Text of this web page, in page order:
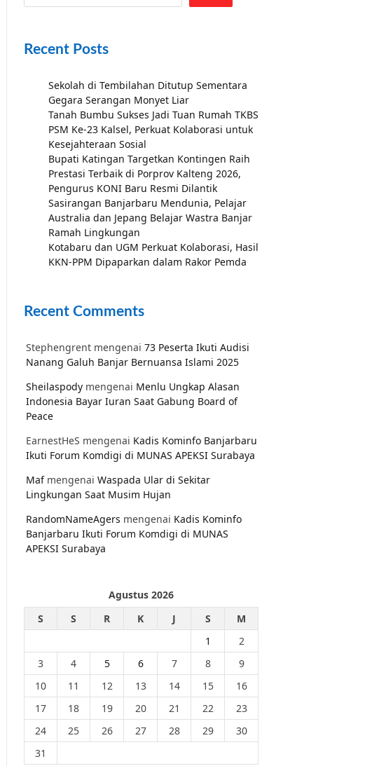
Recent Posts
Sekolah di Tembilahan Ditutup Sementara
Gegara Serangan Monyet Liar
Tanah Bumbu Sukses Jadi Tuan Rumah TKBS
PSM Ke-23 Kalsel, Perkuat Kolaborasi untuk
Kesejahteraan Sosial
Bupati Katingan Targetkan Kontingen Raih
Prestasi Terbaik di Porprov Kalteng 2026,
Pengurus KONI Baru Resmi Dilantik
Sasirangan Banjarbaru Mendunia, Pelajar
Australia dan Jepang Belajar Wastra Banjar
Ramah Lingkungan
Kotabaru dan UGM Perkuat Kolaborasi, Hasil
KKN-PPM Dipaparkan dalam Rakor Pemda
Recent Comments
Stephengrent mengenai 73 Peserta Ikuti Audisi
Nanang Galuh Banjar Bernuansa Islami 2025
Sheilaspody mengenai Menlu Ungkap Alasan
Indonesia Bayar Iuran Saat Gabung Board of
Peace
EarnestHeS mengenai Kadis Kominfo Banjarbaru
Ikuti Forum Komdigi di MUNAS APEKSI Surabaya
Mafmengenai Waspada Ular di Sekitar
Lingkungan Saat Musim Hujan
RandomNameAgers mengenai Kadis Kominfo
Banjarbaru Ikuti Forum Komdigi di MUNAS
APEKSI Surabaya
Agustus 2026
S
S R K J S
M
1
2
3
4 5 6 7 8
9
10
11 12 13 14 15
16
17
18 19 20 21 22
23
24
25 26 27 28 29
30
31